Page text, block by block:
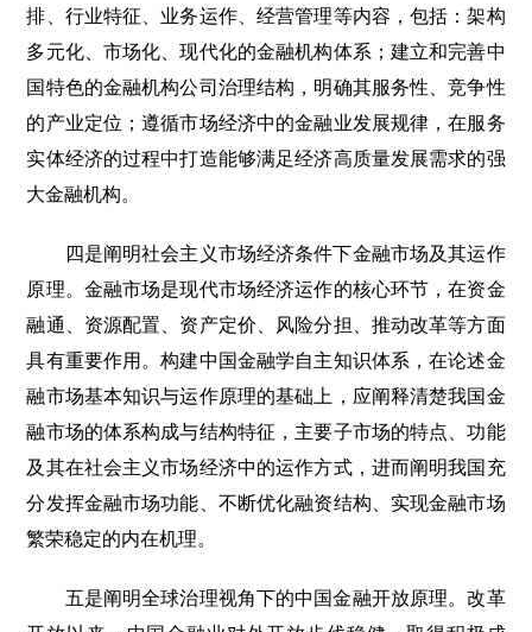
排、行业特征、业务运作、经营管理等内容，包括：架构
多元化、市场化、现代化的金融机构体系；建立和完善中
国特色的金融机构公司治理结构，明确其服务性、竞争性
的产业定位；遵循市场经济中的金融业发展规律，在服务
实体经济的过程中打造能够满足经济高质量发展需求的强
大金融机构。
四是阐明社会主义市场经济条件下金融市场及其运作
原理。金融市场是现代市场经济运作的核心环节，在资金
融通、资源配置、资产定价、风险分担、推动改革等方面
具有重要作用。构建中国金融学自主知识体系，在论述金
融市场基本知识与运作原理的基础上，应阐释清楚我国金
融市场的体系构成与结构特征，主要子市场的特点、功能
及其在社会主义市场经济中的运作方式，进而阐明我国充
分发挥金融市场功能、不断优化融资结构、实现金融市场
繁荣稳定的内在机理。
五是阐明全球治理视角下的中国金融开放原理。改革